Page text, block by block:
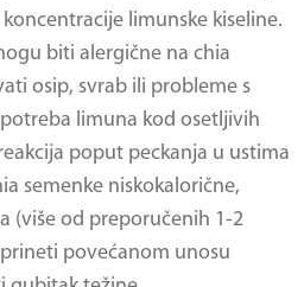
limunske kiseline.
biti alergične na chia
osip, svrab ili probleme s
limuna kod osetljivih
poput peckanja u ustima
semenke niskokalorične,
(više od preporučenih 1-2
povećanom unosu